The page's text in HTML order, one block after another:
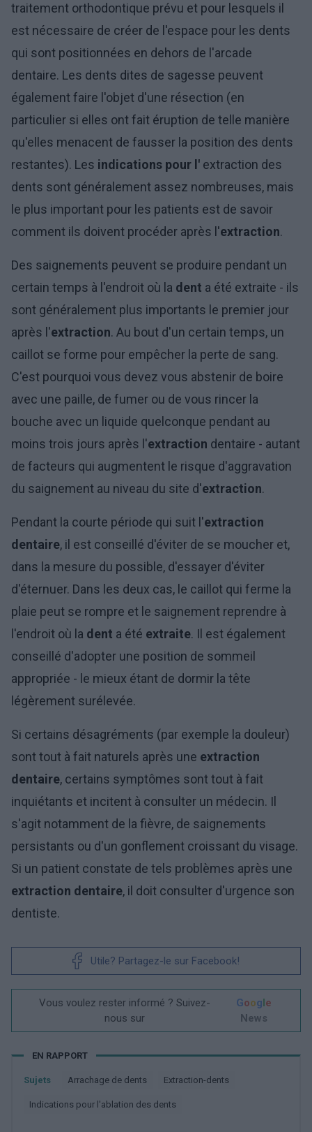
traitement orthodontique prévu et pour lesquels il
est nécessaire de créer de l'espace pour les dents
qui sont positionnées en dehors de l'arcade
dentaire. Les dents dites de sagesse peuvent
également faire l'objet d'une résection (en
particulier si elles ont fait éruption de telle manière
qu'elles menacent de fausser la position des dents
restantes). Les indications pour l' extraction des
dents sont généralement assez nombreuses, mais
le plus important pour les patients est de savoir
comment ils doivent procéder après l'extraction.
Des saignements peuvent se produire pendant un
certain temps à l'endroit où la dent a été extraite - ils
sont généralement plus importants le premier jour
après l'extraction. Au bout d'un certain temps, un
caillot se forme pour empêcher la perte de sang.
C'est pourquoi vous devez vous abstenir de boire
avec une paille, de fumer ou de vous rincer la
bouche avec un liquide quelconque pendant au
moins trois jours après l'extraction dentaire - autant
de facteurs qui augmentent le risque d'aggravation
du saignement au niveau du site d'extraction.
Pendant la courte période qui suit l'extraction
dentaire, il est conseillé d'éviter de se moucher et,
dans la mesure du possible, d'essayer d'éviter
d'éternuer. Dans les deux cas, le caillot qui ferme la
plaie peut se rompre et le saignement reprendre à
l'endroit où la dent a été extraite. Il est également
conseillé d'adopter une position de sommeil
appropriée - le mieux étant de dormir la tête
légèrement surélevée.
Si certains désagréments (par exemple la douleur)
sont tout à fait naturels après une extraction
dentaire, certains symptômes sont tout à fait
inquiétants et incitent à consulter un médecin. Il
s'agit notamment de la fièvre, de saignements
persistants ou d'un gonflement croissant du visage.
Si un patient constate de tels problèmes après une
extraction dentaire, il doit consulter d'urgence son
dentiste.
Utile? Partagez-le sur Facebook!
Vous voulez rester informé ? Suivez-
nous sur
Google
News
EN RAPPORT
Sujets Arrachage de dents Extraction-dents
Indications pour l'ablation des dents